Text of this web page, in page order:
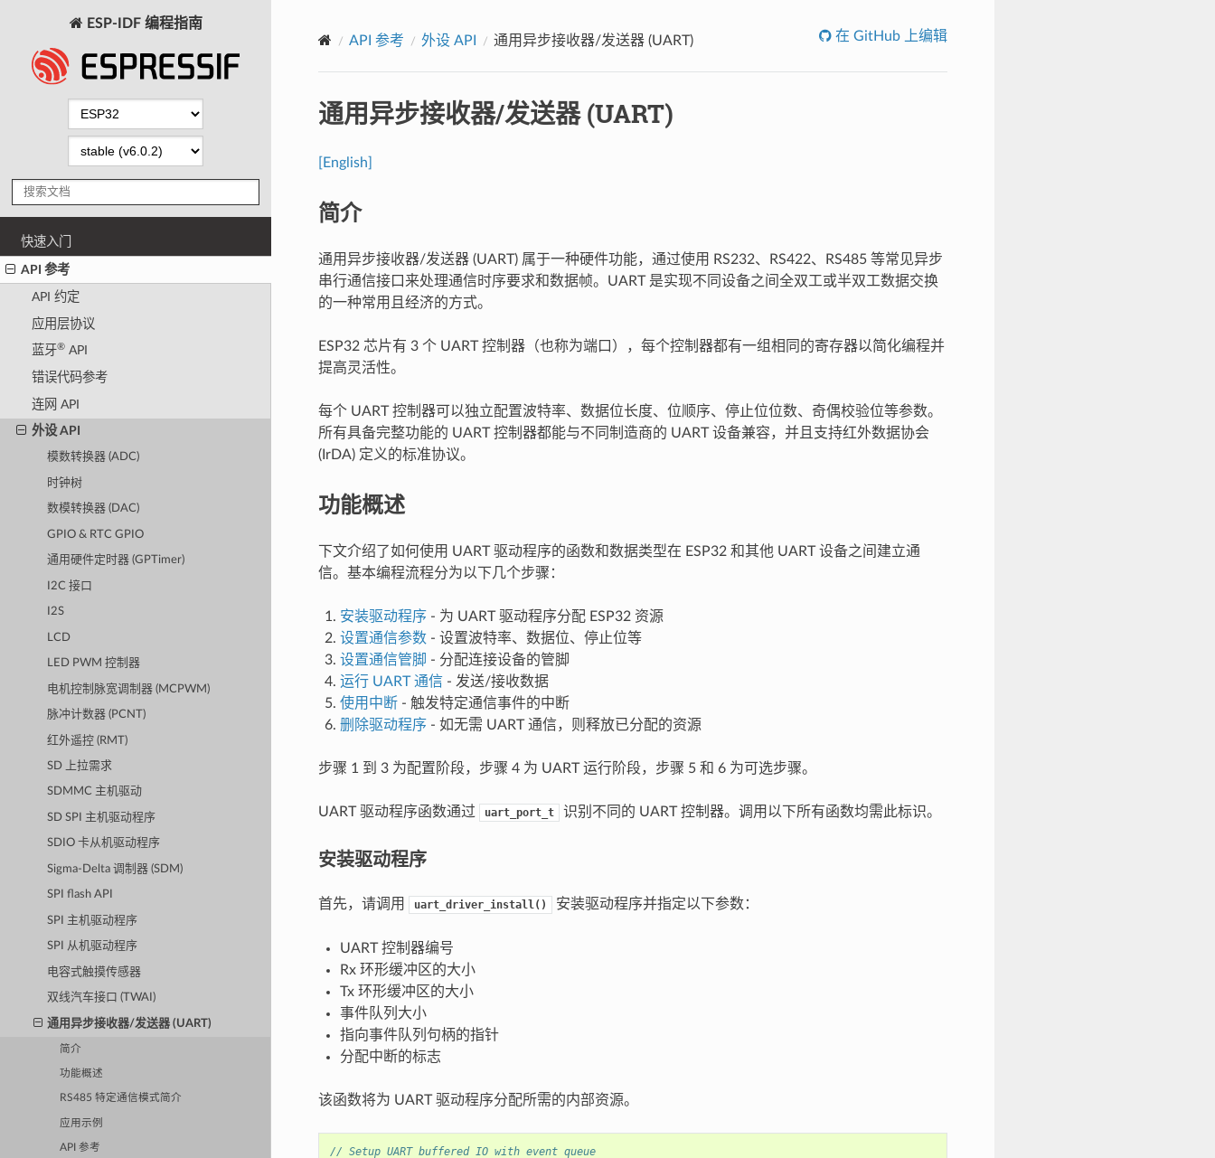
ESP-IDF 编程指南
快速入门
API 参考
API 约定
应用层协议
蓝牙®API
错误代码参考
连网 API
外设 API
模数转换器 (ADC)
时钟树
数模转换器 (DAC)
GPIO & RTC GPIO
通用硬件定时器 (GPTimer)
I2C 接口
I2S
LCD
LED PWM 控制器
电机控制脉宽调制器 (MCPWM)
脉冲计数器 (PCNT)
红外遥控 (RMT)
SD 上拉需求
SDMMC 主机驱动
SD SPI 主机驱动程序
SDIO 卡从机驱动程序
Sigma-Delta 调制器 (SDM)
SPI flash API
SPI 主机驱动程序
SPI 从机驱动程序
电容式触摸传感器
双线汽车接口 (TWAI)
通用异步接收器/发送器 (UART)
简介
功能概述
RS485 特定通信模式简介
应用示例
API 参考
API 参考 外设 API 通用异步接收器/发送器 (UART) 在 GitHub 上编辑
通用异步接收器/发送器 (UART)
[English]
简介
通用异步接收器/发送器 (UART) 属于一种硬件功能，通过使用 RS232、RS422、RS485 等常见异步
串行通信接口来处理通信时序要求和数据帧。UART 是实现不同设备之间全双工或半双工数据交换
的一种常用且经济的方式。
ESP32 芯片有 3 个 UART 控制器（也称为端口），每个控制器都有一组相同的寄存器以简化编程并
提高灵活性。
每个 UART 控制器可以独立配置波特率、数据位长度、位顺序、停止位位数、奇偶校验位等参数。
所有具备完整功能的 UART 控制器都能与不同制造商的 UART 设备兼容，并且支持红外数据协会
(IrDA) 定义的标准协议。
功能概述
下文介绍了如何使用 UART 驱动程序的函数和数据类型在 ESP32 和其他 UART 设备之间建立通
信。基本编程流程分为以下几个步骤：
安装驱动程序 - 为 UART 驱动程序分配 ESP32 资源
设置通信参数- 设置波特率、数据位、停止位等
设置通信管脚 - 分配连接设备的管脚
运行 UART 通信- 发送/接收数据
使用中断- 触发特定通信事件的中断
删除驱动程序 - 如无需 UART 通信，则释放已分配的资源
步骤 1 到 3 为配置阶段，步骤 4 为 UART 运行阶段，步骤 5 和 6 为可选步骤。
UART 驱动程序函数通过 uart_port_t 识别不同的 UART 控制器。调用以下所有函数均需此标识。
安装驱动程序
首先，请调用 uart_driver_install() 安装驱动程序并指定以下参数：
UART 控制器编号
Rx 环形缓冲区的大小
Tx 环形缓冲区的大小
事件队列大小
指向事件队列句柄的指针
分配中断的标志
该函数将为 UART 驱动程序分配所需的内部资源。
// Setup UART buffered IO with event queue